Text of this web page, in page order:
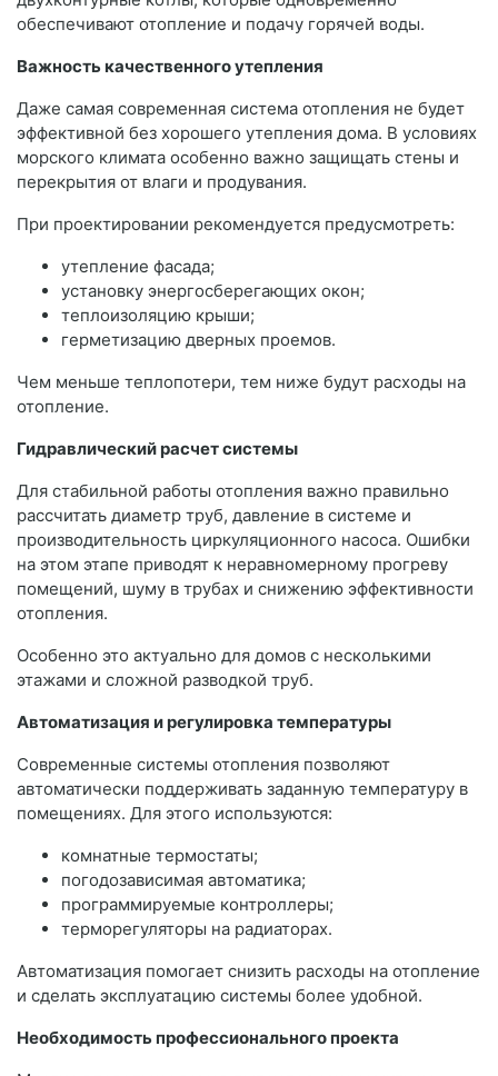
обеспечивают отопление и подачу горячей воды.
Важность качественного утепления
Даже самая современная система отопления не будет
эффективной без хорошего утепления дома. В условиях
морского климата особенно важно защищать стены и
перекрытия от влаги и продувания.
При проектировании рекомендуется предусмотреть:
утепление фасада;
установку энергосберегающих окон;
теплоизоляцию крыши;
герметизацию дверных проемов.
Чем меньше теплопотери, тем ниже будут расходы на
отопление.
Гидравлический расчет системы
Для стабильной работы отопления важно правильно
рассчитать диаметр труб, давление в системе и
производительность циркуляционного насоса. Ошибки
на этом этапе приводят к неравномерному прогреву
помещений, шуму в трубах и снижению эффективности
отопления.
Особенно это актуально для домов с несколькими
этажами и сложной разводкой труб.
Автоматизация и регулировка температуры
Современные системы отопления позволяют
автоматически поддерживать заданную температуру в
помещениях. Для этого используются:
комнатные термостаты;
погодозависимая автоматика;
программируемые контроллеры;
терморегуляторы на радиаторах.
Автоматизация помогает снизить расходы на отопление
и сделать эксплуатацию системы более удобной.
Необходимость профессионального проекта